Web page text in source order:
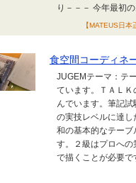
り－－－ 今年最初
【MATEUS日
食空間コーディネ
JUGEMテーマ：テ
ています。ＴＡＬ
んでいます。筆記
の実技レベルに達し
和の基本的なテーブ
す。２級はプロへ
で描くことが必要